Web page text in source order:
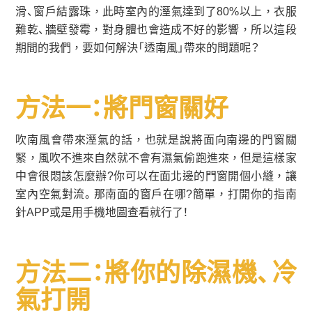
滑、窗戶結露珠，此時室內的溼氣達到了80%以上，衣服
難乾、牆壁發霉，對身體也會造成不好的影響，所以這段
期間的我們，要如何解決「透南風」帶來的問題呢？
方法一：將門窗關好
吹南風會帶來溼氣的話，也就是說將面向南邊的門窗關
緊，風吹不進來自然就不會有濕氣偷跑進來，但是這樣家
中會很悶該怎麼辦?你可以在面北邊的門窗開個小縫，讓
室內空氣對流。那南面的窗戶在哪?簡單，打開你的指南
針APP或是用手機地圖查看就行了！
方法二：將你的除濕機、冷
氣打開